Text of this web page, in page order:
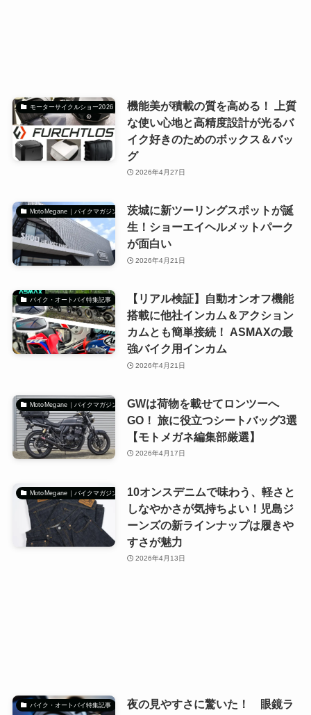
モーターサイクルショー2026
機能美が積載の質を高める！ 上質
な使い心地と高精度設計が光るバ
イク好きのためのボックス＆バッ
グ
2026年4月27日
MotoMegane｜バイクマガジン
茨城に新ツーリングスポットが誕
生！ショーエイヘルメットパーク
が面白い
2026年4月21日
バイク・オートバイ特集記事
【リアル検証】自動オンオフ機能
搭載に他社インカム＆アクション
カムとも簡単接続！ ASMAXの最
強バイク用インカム
2026年4月21日
MotoMegane｜バイクマガジン
GWは荷物を載せてロンツーへ
GO！ 旅に役立つシートバッグ3選
【モトメガネ編集部厳選】
2026年4月17日
MotoMegane｜バイクマガジン
10オンスデニムで味わう、軽さと
しなやかさが気持ちよい！児島ジ
ーンズの新ラインナップは履きや
すさが魅力
2026年4月13日
バイク・オートバイ特集記事
夜の見やすさに驚いた！ 眼鏡ラ